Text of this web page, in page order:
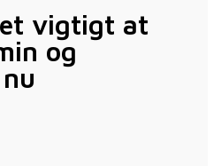
vigtigt at
og